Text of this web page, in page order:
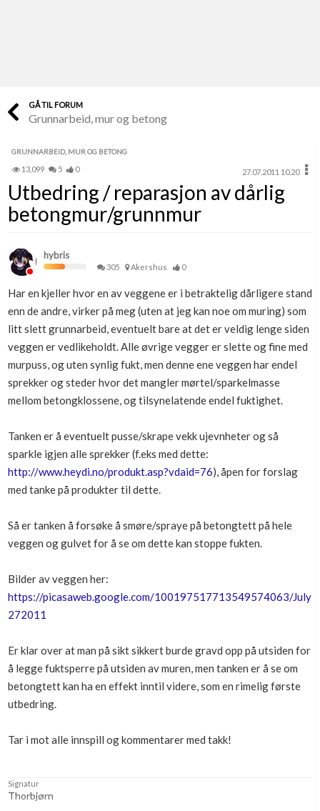
Finn håndverkere
Papirer som mangler
Skaff dokumentasjon som mangler
Kundeservice
Se din bolig? Klikk her
Boligmappa+
Få mer ut av Boligmappa
GÅ TIL FORUM
Grunnarbeid, mur og betong
GRUNNARBEID, MUR OG BETONG
13,099 5 0 27.07.2011 10.20
Utbedring / reparasjon av dårlig
betongmur/grunnmur
hybris
305 Akershus 0
Har en kjeller hvor en av veggene er i betraktelig dårligere stand
enn de andre, virker på meg (uten at jeg kan noe om muring) som
litt slett grunnarbeid, eventuelt bare at det er veldig lenge siden
veggen er vedlikeholdt. Alle øvrige vegger er slette og fine med
murpuss, og uten synlig fukt, men denne ene veggen har endel
sprekker og steder hvor det mangler mørtel/sparkelmasse
mellom betongklossene, og tilsynelatende endel fuktighet.
Tanken er å eventuelt pusse/skrape vekk ujevnheter og så
sparkle igjen alle sprekker (f.eks med dette:
http://www.heydi.no/produkt.asp?vdaid=76), åpen for forslag
med tanke på produkter til dette.
Så er tanken å forsøke å smøre/spraye på betongtett på hele
veggen og gulvet for å se om dette kan stoppe fukten.
Bilder av veggen her:
https://picasaweb.google.com/100197517713549574063/July
272011
Er klar over at man på sikt sikkert burde gravd opp på utsiden for
å legge fuktsperre på utsiden av muren, men tanken er å se om
betongtett kan ha en effekt inntil videre, som en rimelig første
utbedring.
Tar i mot alle innspill og kommentarer med takk!
Signatur
Thorbjørn